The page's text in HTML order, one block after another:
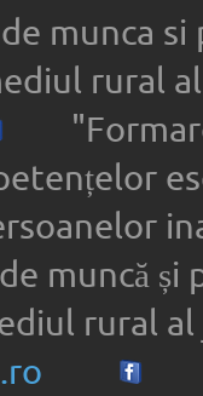
munca
rural
muncă
rural